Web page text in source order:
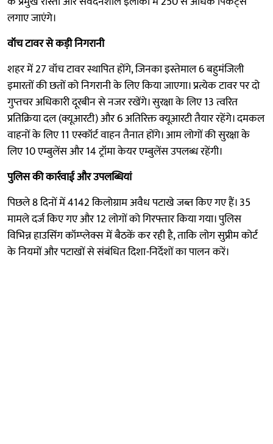
लगाए जाएंगे।
वॉच टावर से कड़ी निगरानी
शहर में 27 वॉच टावर स्थापित होंगे, जिनका इस्तेमाल 6 बहुमंजिली
इमारतों की छतों को निगरानी के लिए किया जाएगा। प्रत्येक टावर पर दो
गुप्तचर अधिकारी दूरबीन से नजर रखेंगे। सुरक्षा के लिए 13 त्वरित
प्रतिक्रिया दल (क्यूआरटी) और 6 अतिरिक्त क्यूआरटी तैयार रहेंगे। दमकल
वाहनों के लिए 11 एस्कॉर्ट वाहन तैनात होंगे। आम लोगों की सुरक्षा के
लिए 10 एम्बुलेंस और 14 ट्रॉमा केयर एम्बुलेंस उपलब्ध रहेंगी।
पुलिस की कार्रवाई और उपलब्धियां
पिछले 8 दिनों में 4142 किलोग्राम अवैध पटाखे जब्त किए गए हैं। 35
मामले दर्ज किए गए और 12 लोगों को गिरफ्तार किया गया। पुलिस
विभिन्न हाउसिंग कॉम्प्लेक्स में बैठकें कर रही है, ताकि लोग सुप्रीम कोर्ट
के नियमों और पटाखों से संबंधित दिशा-निर्देशों का पालन करें।